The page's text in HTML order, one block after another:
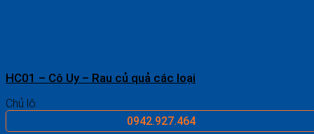
HC01 – Cô Uy – Rau củ quả các loại
Chủ lô:
0942.927.464